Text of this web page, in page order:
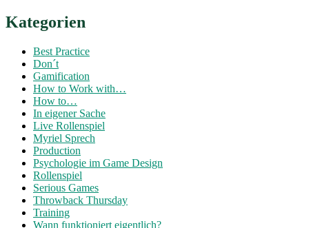
Kategorien
Best Practice
Don´t
Gamification
How to Work with…
How to…
In eigener Sache
Live Rollenspiel
Myriel Sprech
Production
Psychologie im Game Design
Rollenspiel
Serious Games
Throwback Thursday
Training
Wann funktioniert eigentlich?